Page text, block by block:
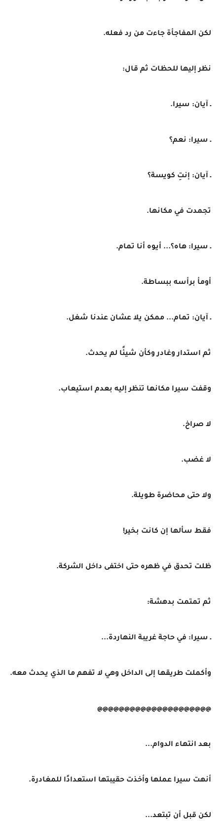
لكن المفاجأة جاءت من رد فعله.
نظر إليها للحظات ثم قال:
ـ آيان: سيرا.
ـ سيرا: نعم؟
ـ آيان: إنتِ كويسة؟
تجمدت في مكانها.
ـ سيرا: هاه؟... أيوه أنا تمام.
أومأ برأسه ببساطة.
ـ آيان: تمام... ممكن يلا عشان عندنا شغل.
ثم استدار وغادر وكأن شيئًا لم يحدث.
وقفت سيرا مكانها تنظر إليه بعدم استيعاب.
لا صراخ.
لا غضب.
ولا حتى محاضرة طويلة.
فقط سألها إن كانت بخير!
ظلت تحدق في ظهره حتى اختفى داخل الشركة.
ثم تمتمت بدهشة:
ـ سيرا: في حاجة غريبة النهاردة...
وأكملت طريقها إلى الداخل وهي لا تفهم ما الذي يحدث معه.
@@@@@@@@@@@@@@@@@@@@@
بعد انتهاء الدوام...
أنهت سيرا عملها وأخذت حقيبتها استعدادًا للمغادرة.
لكن قبل أن تبتعد...